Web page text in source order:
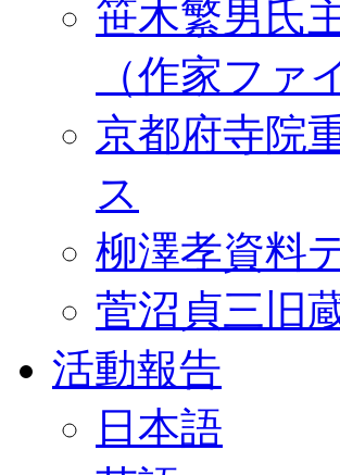
笹木繁男氏
（作家ファ
京都府寺院
ス
柳澤孝資料
菅沼貞三旧
活動報告
日本語